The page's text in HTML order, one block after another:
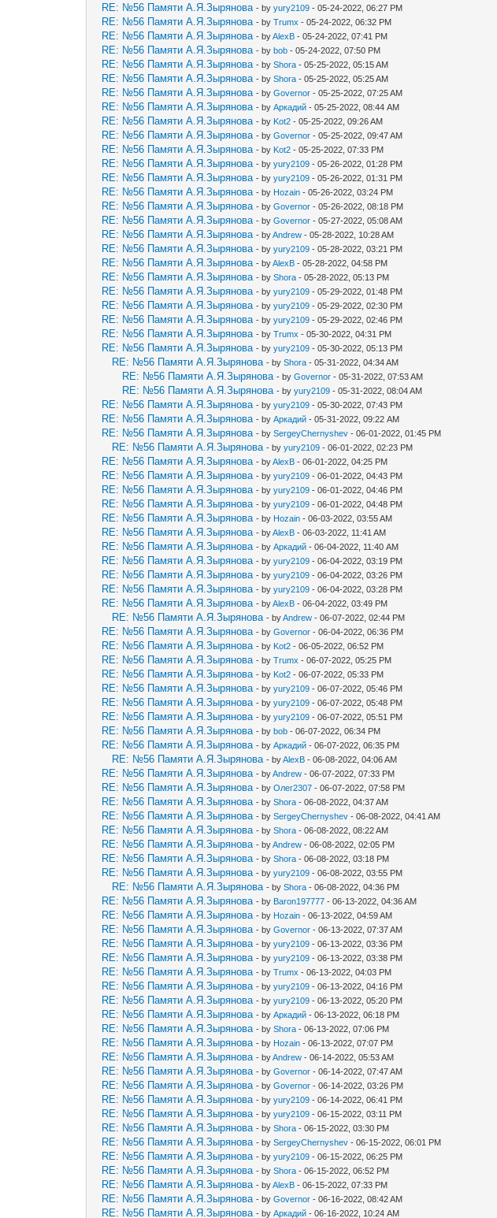
RE: №56 Памяти А.Я.Зырянова - byyury2109 - 05-24-2022, 06:27 PM
RE: №56 Памяти А.Я.Зырянова - byTrumx - 05-24-2022, 06:32 PM
RE: №56 Памяти А.Я.Зырянова - byAlexB - 05-24-2022, 07:41 PM
RE: №56 Памяти А.Я.Зырянова - bybob - 05-24-2022, 07:50 PM
RE: №56 Памяти А.Я.Зырянова - byShora - 05-25-2022, 05:15 AM
RE: №56 Памяти А.Я.Зырянова - byShora - 05-25-2022, 05:25 AM
RE: №56 Памяти А.Я.Зырянова - byGovernor - 05-25-2022, 07:25 AM
RE: №56 Памяти А.Я.Зырянова - byАркадий - 05-25-2022, 08:44 AM
RE: №56 Памяти А.Я.Зырянова - by Kot2 - 05-25-2022, 09:26 AM
RE: №56 Памяти А.Я.Зырянова - byGovernor - 05-25-2022, 09:47 AM
RE: №56 Памяти А.Я.Зырянова - by Kot2 - 05-25-2022, 07:33 PM
RE: №56 Памяти А.Я.Зырянова - byyury2109 - 05-26-2022, 01:28 PM
RE: №56 Памяти А.Я.Зырянова - byyury2109 - 05-26-2022, 01:31 PM
RE: №56 Памяти А.Я.Зырянова - by Hozain - 05-26-2022, 03:24 PM
RE: №56 Памяти А.Я.Зырянова - byGovernor - 05-26-2022, 08:18 PM
RE: №56 Памяти А.Я.Зырянова - byGovernor - 05-27-2022, 05:08 AM
RE: №56 Памяти А.Я.Зырянова - byAndrew - 05-28-2022, 10:28 AM
RE: №56 Памяти А.Я.Зырянова - byyury2109 - 05-28-2022, 03:21 PM
RE: №56 Памяти А.Я.Зырянова - byAlexB - 05-28-2022, 04:58 PM
RE: №56 Памяти А.Я.Зырянова - byShora - 05-28-2022, 05:13 PM
RE: №56 Памяти А.Я.Зырянова - byyury2109 - 05-29-2022, 01:48 PM
RE: №56 Памяти А.Я.Зырянова - byyury2109 - 05-29-2022, 02:30 PM
RE: №56 Памяти А.Я.Зырянова - byyury2109 - 05-29-2022, 02:46 PM
RE: №56 Памяти А.Я.Зырянова - byTrumx - 05-30-2022, 04:31 PM
RE: №56 Памяти А.Я.Зырянова - byyury2109 - 05-30-2022, 05:13 PM
RE: №56 Памяти А.Я.Зырянова - byShora - 05-31-2022, 04:34 AM
RE: №56 Памяти А.Я.Зырянова - byGovernor - 05-31-2022, 07:53 AM
RE: №56 Памяти А.Я.Зырянова - byyury2109 - 05-31-2022, 08:04 AM
RE: №56 Памяти А.Я.Зырянова - byyury2109 - 05-30-2022, 07:43 PM
RE: №56 Памяти А.Я.Зырянова - byАркадий - 05-31-2022, 09:22 AM
RE: №56 Памяти А.Я.Зырянова - bySergeyChernyshev - 06-01-2022, 01:45 PM
RE: №56 Памяти А.Я.Зырянова - byyury2109 - 06-01-2022, 02:23 PM
RE: №56 Памяти А.Я.Зырянова - byAlexB - 06-01-2022, 04:25 PM
RE: №56 Памяти А.Я.Зырянова - byyury2109 - 06-01-2022, 04:43 PM
RE: №56 Памяти А.Я.Зырянова - byyury2109 - 06-01-2022, 04:46 PM
RE: №56 Памяти А.Я.Зырянова - byyury2109 - 06-01-2022, 04:48 PM
RE: №56 Памяти А.Я.Зырянова - by Hozain - 06-03-2022, 03:55 AM
RE: №56 Памяти А.Я.Зырянова - byAlexB - 06-03-2022, 11:41 AM
RE: №56 Памяти А.Я.Зырянова - byАркадий - 06-04-2022, 11:40 AM
RE: №56 Памяти А.Я.Зырянова - byyury2109 - 06-04-2022, 03:19 PM
RE: №56 Памяти А.Я.Зырянова - byyury2109 - 06-04-2022, 03:26 PM
RE: №56 Памяти А.Я.Зырянова - byyury2109 - 06-04-2022, 03:28 PM
RE: №56 Памяти А.Я.Зырянова - byAlexB - 06-04-2022, 03:49 PM
RE: №56 Памяти А.Я.Зырянова - byAndrew - 06-07-2022, 02:44 PM
RE: №56 Памяти А.Я.Зырянова - byGovernor - 06-04-2022, 06:36 PM
RE: №56 Памяти А.Я.Зырянова - by Kot2 - 06-05-2022, 06:52 PM
RE: №56 Памяти А.Я.Зырянова - byTrumx - 06-07-2022, 05:25 PM
RE: №56 Памяти А.Я.Зырянова - by Kot2 - 06-07-2022, 05:33 PM
RE: №56 Памяти А.Я.Зырянова - byyury2109 - 06-07-2022, 05:46 PM
RE: №56 Памяти А.Я.Зырянова - byyury2109 - 06-07-2022, 05:48 PM
RE: №56 Памяти А.Я.Зырянова - byyury2109 - 06-07-2022, 05:51 PM
RE: №56 Памяти А.Я.Зырянова - bybob - 06-07-2022, 06:34 PM
RE: №56 Памяти А.Я.Зырянова - byАркадий - 06-07-2022, 06:35 PM
RE: №56 Памяти А.Я.Зырянова - byAlexB - 06-08-2022, 04:06 AM
RE: №56 Памяти А.Я.Зырянова - byAndrew - 06-07-2022, 07:33 PM
RE: №56 Памяти А.Я.Зырянова - byОлег2307 - 06-07-2022, 07:58 PM
RE: №56 Памяти А.Я.Зырянова - byShora - 06-08-2022, 04:37 AM
RE: №56 Памяти А.Я.Зырянова - bySergeyChernyshev - 06-08-2022, 04:41 AM
RE: №56 Памяти А.Я.Зырянова - byShora - 06-08-2022, 08:22 AM
RE: №56 Памяти А.Я.Зырянова - byAndrew - 06-08-2022, 02:05 PM
RE: №56 Памяти А.Я.Зырянова - byShora - 06-08-2022, 03:18 PM
RE: №56 Памяти А.Я.Зырянова - byyury2109 - 06-08-2022, 03:55 PM
RE: №56 Памяти А.Я.Зырянова - byShora - 06-08-2022, 04:36 PM
RE: №56 Памяти А.Я.Зырянова - by Baron197777 - 06-13-2022, 04:36 AM
RE: №56 Памяти А.Я.Зырянова - by Hozain - 06-13-2022, 04:59 AM
RE: №56 Памяти А.Я.Зырянова - byGovernor - 06-13-2022, 07:37 AM
RE: №56 Памяти А.Я.Зырянова - byyury2109 - 06-13-2022, 03:36 PM
RE: №56 Памяти А.Я.Зырянова - byyury2109 - 06-13-2022, 03:38 PM
RE: №56 Памяти А.Я.Зырянова - byTrumx - 06-13-2022, 04:03 PM
RE: №56 Памяти А.Я.Зырянова - byyury2109 - 06-13-2022, 04:16 PM
RE: №56 Памяти А.Я.Зырянова - byyury2109 - 06-13-2022, 05:20 PM
RE: №56 Памяти А.Я.Зырянова - byАркадий - 06-13-2022, 06:18 PM
RE: №56 Памяти А.Я.Зырянова - byShora - 06-13-2022, 07:06 PM
RE: №56 Памяти А.Я.Зырянова - by Hozain - 06-13-2022, 07:07 PM
RE: №56 Памяти А.Я.Зырянова - byAndrew - 06-14-2022, 05:53 AM
RE: №56 Памяти А.Я.Зырянова - byGovernor - 06-14-2022, 07:47 AM
RE: №56 Памяти А.Я.Зырянова - byGovernor - 06-14-2022, 03:26 PM
RE: №56 Памяти А.Я.Зырянова - byyury2109 - 06-14-2022, 06:41 PM
RE: №56 Памяти А.Я.Зырянова - byyury2109 - 06-15-2022, 03:11 PM
RE: №56 Памяти А.Я.Зырянова - byShora - 06-15-2022, 03:30 PM
RE: №56 Памяти А.Я.Зырянова - bySergeyChernyshev - 06-15-2022, 06:01 PM
RE: №56 Памяти А.Я.Зырянова - byyury2109 - 06-15-2022, 06:25 PM
RE: №56 Памяти А.Я.Зырянова - byShora - 06-15-2022, 06:52 PM
RE: №56 Памяти А.Я.Зырянова - byAlexB - 06-15-2022, 07:33 PM
RE: №56 Памяти А.Я.Зырянова - byGovernor - 06-16-2022, 08:42 AM
RE: №56 Памяти А.Я.Зырянова - byАркадий - 06-16-2022, 10:24 AM